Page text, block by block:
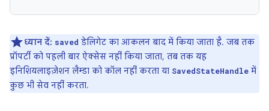
ध्यान दें: saved डेलिगेट का आकलन बाद में किया जाता है. जब तक
प्रॉपर्टी को पहली बार ऐक्सेस नहीं किया जाता, तब तक यह
इनिशियलाइज़ेशन लैम्डा को कॉल नहीं करता या SavedStateHandle में
कुछ भी सेव नहीं करता.